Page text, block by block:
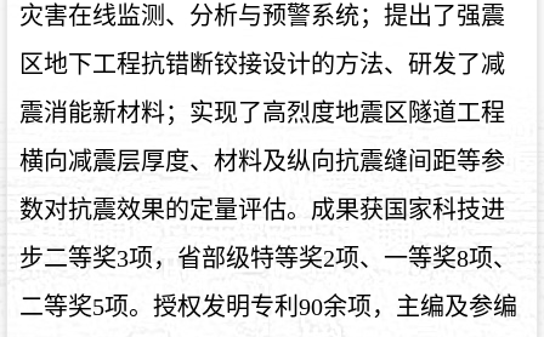
灾害在线监测、分析与预警系统；提出了强震
区地下工程抗错断铰接设计的方法、研发了减
震消能新材料；实现了高烈度地震区隧道工程
横向减震层厚度、材料及纵向抗震缝间距等参
数对抗震效果的定量评估。成果获国家科技进
步二等奖3项，省部级特等奖2项、一等奖8项、
二等奖5项。授权发明专利90余项，主编及参编